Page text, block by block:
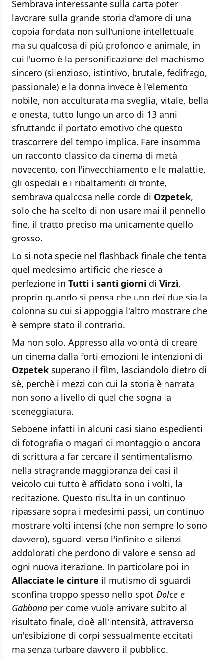
Sembrava interessante sulla carta poter
lavorare sulla grande storia d'amore di una
coppia fondata non sull'unione intellettuale
ma su qualcosa di più profondo e animale, in
cui l'uomo è la personificazione del machismo
sincero (silenzioso, istintivo, brutale, fedifrago,
passionale) e la donna invece è l'elemento
nobile, non acculturata ma sveglia, vitale, bella
e onesta, tutto lungo un arco di 13 anni
sfruttando il portato emotivo che questo
trascorrere del tempo implica. Fare insomma
un racconto classico da cinema di metà
novecento, con l'invecchiamento e le malattie,
gli ospedali e i ribaltamenti di fronte,
sembrava qualcosa nelle corde di Ozpetek,
solo che ha scelto di non usare mai il pennello
fine, il tratto preciso ma unicamente quello
grosso.
Lo si nota specie nel flashback finale che tenta
quel medesimo artificio che riesce a
perfezione in Tutti i santi giorni di Virzì,
proprio quando si pensa che uno dei due sia la
colonna su cui si appoggia l'altro mostrare che
è sempre stato il contrario.
Ma non solo. Appresso alla volontà di creare
un cinema dalla forti emozioni le intenzioni di
Ozpetek superano il film, lasciandolo dietro di
sè, perchè i mezzi con cui la storia è narrata
non sono a livello di quel che sogna la
sceneggiatura.
Sebbene infatti in alcuni casi siano espedienti
di fotografia o magari di montaggio o ancora
di scrittura a far cercare il sentimentalismo,
nella stragrande maggioranza dei casi il
veicolo cui tutto è affidato sono i volti, la
recitazione. Questo risulta in un continuo
ripassare sopra i medesimi passi, un continuo
mostrare volti intensi (che non sempre lo sono
davvero), sguardi verso l'infinito e silenzi
addolorati che perdono di valore e senso ad
ogni nuova iterazione. In particolare poi in
Allacciate le cinture il mutismo di sguardi
sconfina troppo spesso nello spot Dolce e
Gabbana per come vuole arrivare subito al
risultato finale, cioè all'intensità, attraverso
un'esibizione di corpi sessualmente eccitati
ma senza turbare davvero il pubblico.